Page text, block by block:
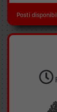
Posti